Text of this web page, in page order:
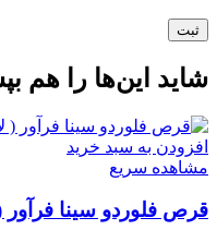
شاید این‌ها را هم
افزودن به سبد خرید
مشاهده سریع
قرص فلوردو سینا فرآور